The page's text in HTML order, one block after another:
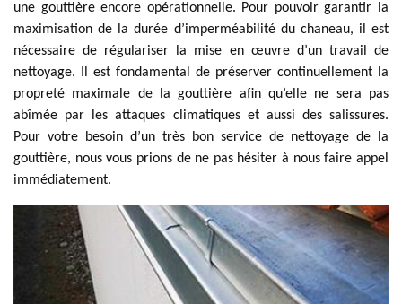
une gouttière encore opérationnelle. Pour pouvoir garantir la
maximisation de la durée d’imperméabilité du chaneau, il est
nécessaire de régulariser la mise en œuvre d’un travail de
nettoyage. Il est fondamental de préserver continuellement la
propreté maximale de la gouttière afin qu’elle ne sera pas
abîmée par les attaques climatiques et aussi des salissures.
Pour votre besoin d’un très bon service de nettoyage de la
gouttière, nous vous prions de ne pas hésiter à nous faire appel
immédiatement.